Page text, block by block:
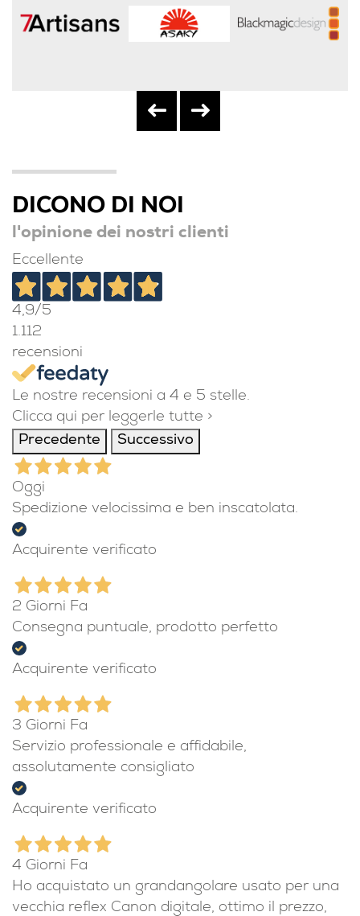
DICONO DI NOI
l'opinione dei nostri clienti
Eccellente
4,9/5
1.112
recensioni
Le nostre recensioni a 4 e 5 stelle.
Clicca qui per leggerle tutte >
Precedente
Successivo
Oggi
Spedizione velocissima e ben inscatolata.
Acquirente verificato
2 Giorni Fa
Consegna puntuale, prodotto perfetto
Acquirente verificato
3 Giorni Fa
Servizio professionale e affidabile,
assolutamente consigliato
Acquirente verificato
4 Giorni Fa
Ho acquistato un grandangolare usato per una
vecchia reflex Canon digitale, ottimo il prezzo,